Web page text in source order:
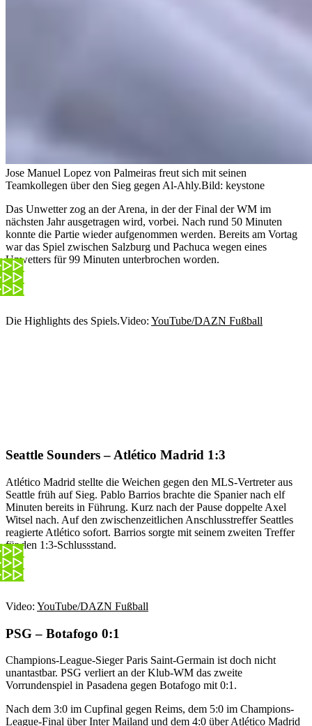
Jose Manuel Lopez von Palmeiras freut sich mit seinen
Teamkollegen über den Sieg gegen Al-Ahly.Bild: keystone
Das Unwetter zog an der Arena, in der der Final der WM im
nächsten Jahr ausgetragen wird, vorbei. Nach rund 50 Minuten
konnte die Partie wieder aufgenommen werden. Bereits am Vortag
war das Spiel zwischen Salzburg und Pachuca wegen eines
Unwetters für 99 Minuten unterbrochen worden.
Die Highlights des Spiels.Video: YouTube/DAZN Fußball
Seattle Sounders – Atlético Madrid 1:3
Atlético Madrid stellte die Weichen gegen den MLS-Vertreter aus
Seattle früh auf Sieg. Pablo Barrios brachte die Spanier nach elf
Minuten bereits in Führung. Kurz nach der Pause doppelte Axel
Witsel nach. Auf den zwischenzeitlichen Anschlusstreffer Seattles
reagierte Atlético sofort. Barrios sorgte mit seinem zweiten Treffer
für den 1:3-Schlussstand.
Video: YouTube/DAZN Fußball
PSG – Botafogo 0:1
Champions-League-Sieger Paris Saint-Germain ist doch nicht
unantastbar. PSG verliert an der Klub-WM das zweite
Vorrundenspiel in Pasadena gegen Botafogo mit 0:1.
Nach dem 3:0 im Cupfinal gegen Reims, dem 5:0 im Champions-
League-Final über Inter Mailand und dem 4:0 über Atlético Madrid